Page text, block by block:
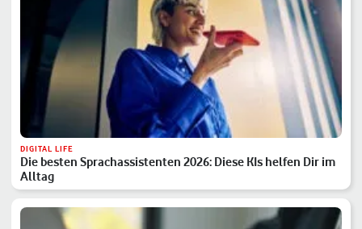
DIGITAL LIFE
Die besten Sprachassistenten 2026: Diese KIs helfen Dir im
Alltag